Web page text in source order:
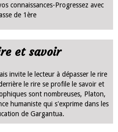
Gargantua Parcours "Rire et
votre niveau, testez vos
parcours "rire et savoir"